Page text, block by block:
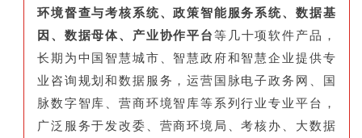
环境督查与考核系统、政策智能服务系统、数据基
因、数据母体、产业协作平台等几十项软件产品，
长期为中国智慧城市、智慧政府和智慧企业提供专
业咨询规划和数据服务，运营国脉电子政务网、国
脉数字智库、营商环境智库等系列行业专业平台，
广泛服务于发改委、营商环境局、考核办、大数据